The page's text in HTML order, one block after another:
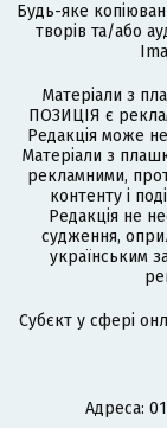
Будь-яке
творів та/або
Матеріали з
ПОЗИЦІЯ є
Редакція може
Матеріали з
рекламними,
контенту і
Редакція не
судження,
українським
Cубєкт у сфері
Адреса: